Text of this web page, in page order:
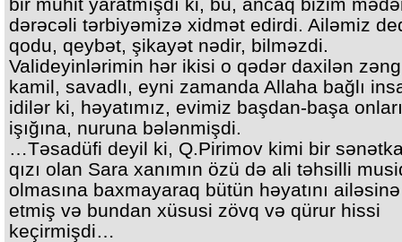
dərəcəli tərbiyəmizə xidmət edirdi. Ailəmiz
qodu, qeybət, şikayət nədir, bilməzdi.
Valideyinlərimin hər ikisi o qədər daxilən
kamil, savadlı, eyni zamanda Allaha bağlı
idilər ki, həyatımız, evimiz başdan-başa
işığına, nuruna bələnmişdi.
…Təsadüfi deyil ki, Q.Pirimov kimi bir
qızı olan Sara xanımın özü də ali təhsilli
olmasına baxmayaraq bütün həyatını
etmiş və bundan xüsusi zövq və qürur hissi
keçirmişdi…